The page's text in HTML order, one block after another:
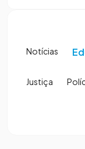
Notícias
Justiça